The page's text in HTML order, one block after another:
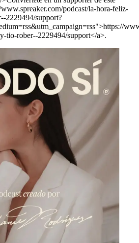
podcast/la-hora-feliz-
2229494/support?
tio-rober--2229494/support</a>.